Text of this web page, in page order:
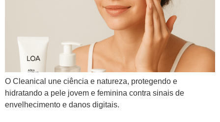
O Cleanical une ciência e natureza, protegendo e
hidratando a pele jovem e feminina contra sinais de
envelhecimento e danos digitais.